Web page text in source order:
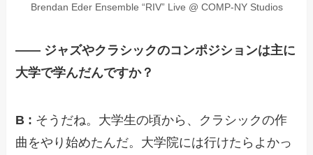
Brendan Eder Ensemble “RIV” Live @ COMP-NY Studios
—— ジャズやクラシックのコンポジションは主に
大学で学んだんですか？
B : そうだね。大学生の頃から、クラシックの作
曲をやり始めたんだ。大学院には行けたらよかっ